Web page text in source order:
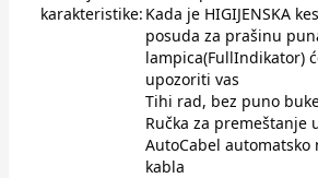
karakteristike: Kada je HIGIJENSKA
posuda za prašinu
lampica(FullIndikator)
upozoriti vas
Tihi rad, bez puno
Ručka za premeštanje
AutoCabel automatsko
kabla